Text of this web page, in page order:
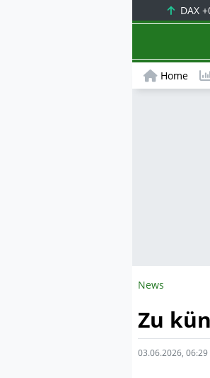
DAX
Home
News
Zu
03.06.2026,